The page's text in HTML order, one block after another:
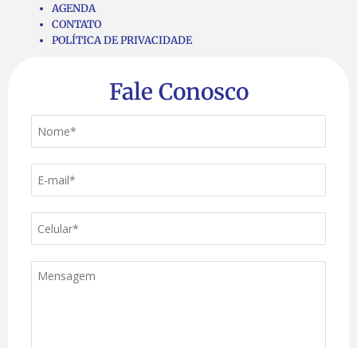
AGENDA
CONTATO
POLÍTICA DE PRIVACIDADE
Fale Conosco